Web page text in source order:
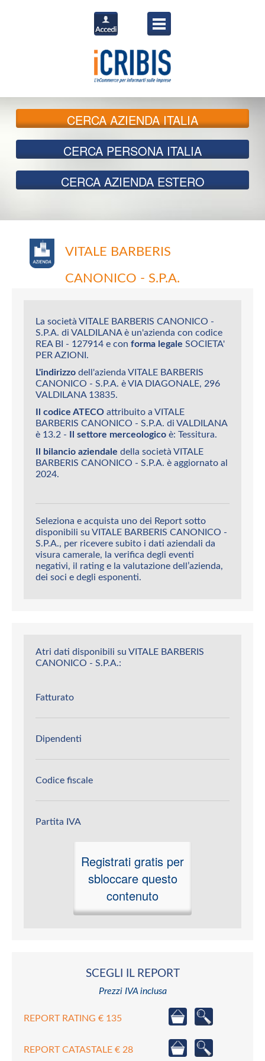
CERCAAZIENDA ITALIA
CERCA PERSONA ITALIA
CERCA AZIENDA ESTERO
VITALE BARBERIS
CANONICO - S.P.A.
La società VITALE BARBERIS CANONICO -
S.P.A. di VALDILANA è un'azienda con codice
REA BI - 127914 e con forma legale SOCIETA'
PER AZIONI.
L'indirizzo dell'azienda VITALE BARBERIS
CANONICO - S.P.A. è VIA DIAGONALE, 296
VALDILANA 13835.
Il codice ATECO attribuito a VITALE
BARBERIS CANONICO - S.P.A. di VALDILANA
è 13.2 - Il settore merceologico è: Tessitura.
Il bilancio aziendale della società VITALE
BARBERIS CANONICO - S.P.A. è aggiornato al
2024.
Seleziona e acquista uno dei Report sotto
disponibili su VITALE BARBERIS CANONICO -
S.P.A., per ricevere subito i dati aziendali da
visura camerale, la verifica degli eventi
negativi, il rating e la valutazione dell’azienda,
dei soci e degli esponenti.
Atri dati disponibili su VITALE BARBERIS
CANONICO - S.P.A.:
Fatturato
Dipendenti
Codice fiscale
Partita IVA
Registrati gratis per
sbloccare questo
contenuto
SCEGLI IL REPORT
Prezzi IVA inclusa
REPORT RATING € 135
REPORT CATASTALE € 28